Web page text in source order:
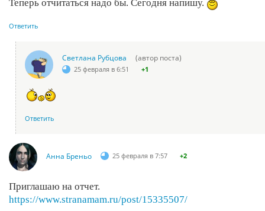
Теперь отчитаться надо бы. Сегодня напишу.
Ответить
Светлана Рубцова (автор поста)
25 февраля в 6:51 +1
Ответить
Анна Бреньо 25 февраля в 7:57 +2
Приглашаю на отчет.
https://www.stranamam.ru/post/15335507/